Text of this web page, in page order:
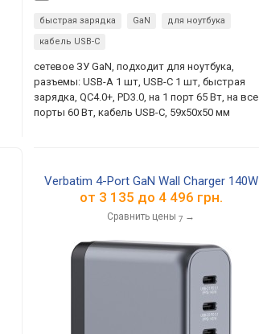
быстрая зарядка GaN
для ноутбука
кабель USB-C
сетевое ЗУ GaN, подходит для ноутбука,
разъемы: USB-A 1 шт, USB-C 1 шт, быстрая
зарядка, QC4.0+, PD3.0, на 1 порт 65 Вт, на все
порты 60 Вт, кабель USB-C, 59x50x50 мм
Verbatim 4-Port GaN Wall Charger 140W
от 3 135 до 4 496 грн.
Сравнить цены 7 →